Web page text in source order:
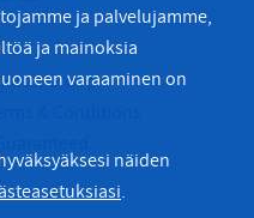
Group
ja palvelujamme,
ja mainoksia
varaaminen on
näiden
.